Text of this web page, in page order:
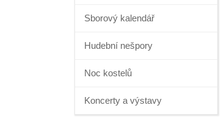
Sborový kalendář
Hudební nešpory
Noc kostelů
Koncerty a výstavy